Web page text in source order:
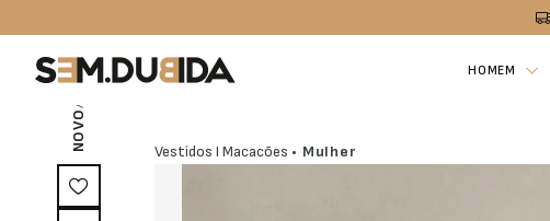
HOMEM
NOVO
/ EXCLUSIVO ON-LINE
Vestidos I Macacões • Mulher